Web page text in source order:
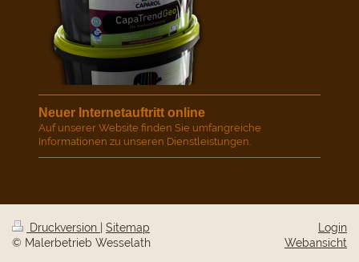
Neuer Internetauftritt online
Auf unserer Website finden Sie umfangreiche
Informationen zu unseren Dienstleistungen.
Druckversion
Sitemap
© Malerbetrieb Wesselath
Login
Webansicht